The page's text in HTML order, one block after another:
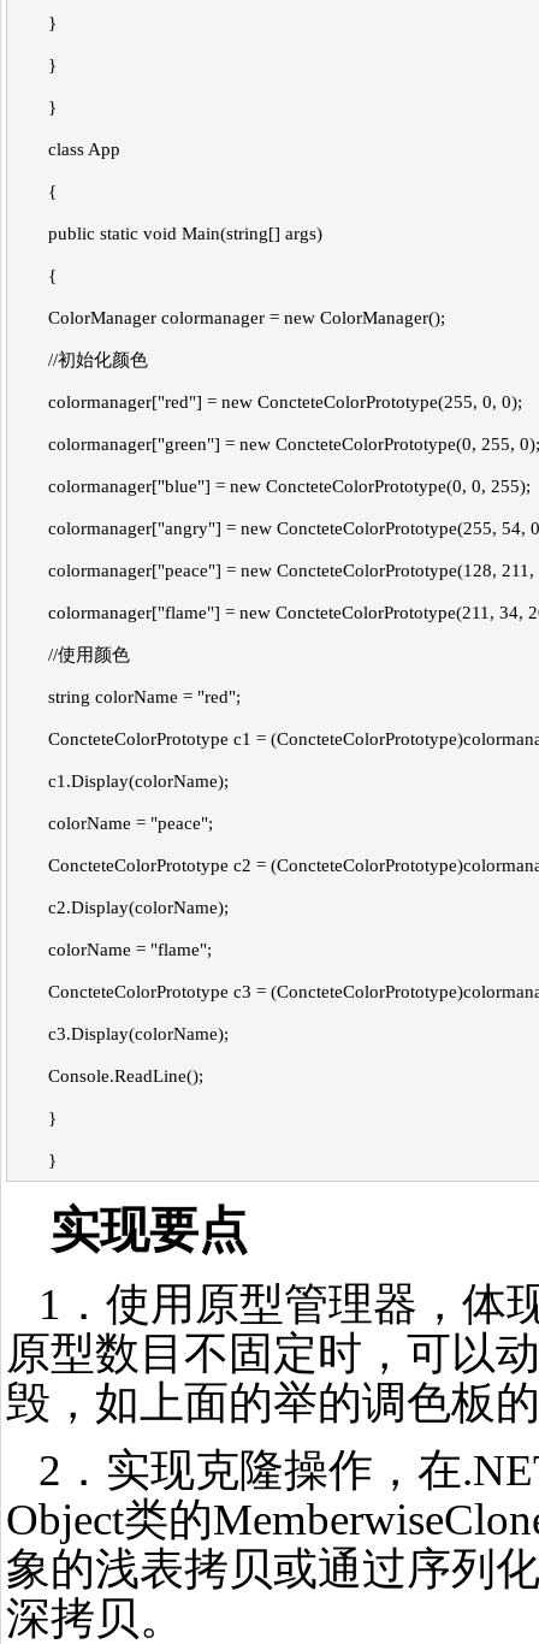
}
}
}
class App
{
public static void Main(string[] args)
{
ColorManager colormanager = new ColorManager();
//初始化颜色
colormanager["red"] = new ConcteteColorPrototype(255, 0, 0);
colormanager["green"] = new ConcteteColorPrototype(0, 255, 0);
colormanager["blue"] = new ConcteteColorPrototype(0, 0, 255);
colormanager["angry"] = new ConcteteColorPrototype(255, 54,
colormanager["peace"] = new ConcteteColorPrototype(128, 211,
colormanager["flame"] = new ConcteteColorPrototype(211, 34,
//使用颜色
string colorName = "red";
ConcteteColorPrototype c1 =
c1.Display(colorName);
colorName = "peace";
ConcteteColorPrototype c2 =
c2.Display(colorName);
colorName = "flame";
ConcteteColorPrototype c3 =
c3.Display(colorName);
Console.ReadLine();
}
}
实现要点
1．使用原型管理器，体
原型数目不固定时，可以
毁，如上面的举的调色板
2．实现克隆操作，在
Object类的
象的浅表拷贝或通过序列
深拷贝。